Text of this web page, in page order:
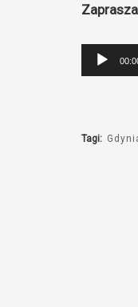
plików
Tagi: